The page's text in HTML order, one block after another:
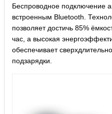
Беспроводное подключение
встроенным Bluetooth.
позволяет достичь 85%
час, а высокая
обеспечивает
подзарядки.